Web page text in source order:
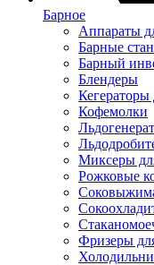
Барное
Аппараты
Барные
Барный
Блендеры
Кегераторы
Кофемолки
Миксеры
Рожковые
Фризеры